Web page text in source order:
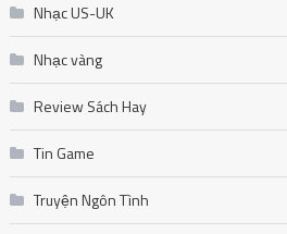
Nhạc US-UK
Nhạc vàng
Review Sách Hay
Tin Game
Truyện Ngôn Tình